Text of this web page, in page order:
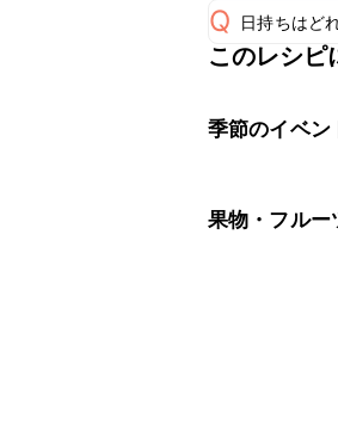
Q 日持ちはど
保存期間は
※日持ちは目
このレシピ
季節のイベン
果物・フルー